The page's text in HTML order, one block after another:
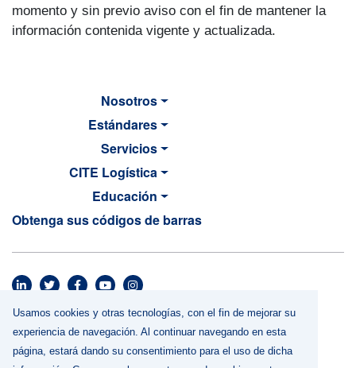
momento y sin previo aviso con el fin de mantener la
información contenida vigente y actualizada.
MAIN NAVIGATION
Nosotros
Estándares
Servicios
CITE Logística
Educación
Obtenga sus códigos de barras
Footer menu
Términos y Condiciones
Política de Privacidad
Usamos cookies y otras tecnologías, con el fin de mejorar su
experiencia de navegación. Al continuar navegando en esta
página, estará dando su consentimiento para el uso de dicha